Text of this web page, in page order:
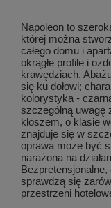
Napoleon to
której można
całego domu i
okrągłe profile i
krawędziach.
się ku dołowi;
kolorystyka -
szczególną uwagę
kloszem, o klasie
znajduje się w
oprawa może być
narażona na
sprawdzą się
przestrzeni